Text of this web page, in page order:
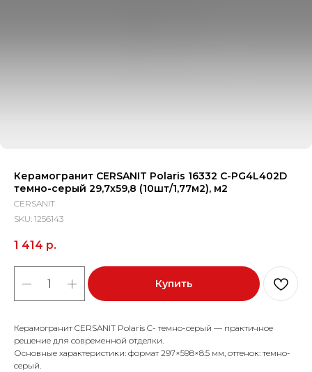
Керамогранит CERSANIT Polaris 16332 C-PG4L402D
темно-серый 29,7x59,8 (10шт/1,77м2), м2
CERSANIT
SKU: 1256143
1 414 р.
Купить
Керамогранит CERSANIT Polaris C- темно-серый — практичное
решение для современной отделки.
Основные характеристики: формат 297×598×8.5 мм, оттенок: темно-
серый.